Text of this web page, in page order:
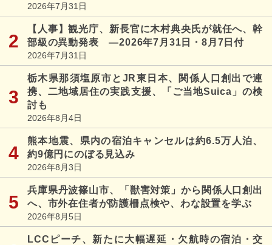
2026年7月31日
【人事】観光庁、新長官に木村典央氏が就任へ、幹
部級の異動発表 ―2026年7月31日・8月7日付
2026年7月31日
栃木県那須塩原市とJR東日本、関係人口創出で連
携、二地域居住の実践支援、「ご当地Suica」の検
討も
2026年8月4日
熊本地震、県内の宿泊キャンセルは約6.5万人泊、
約9億円にのぼる見込み
2026年8月3日
兵庫県丹波篠山市、「獣害対策」から関係人口創出
へ、市外在住者が防護柵点検や、わな設置を学ぶ
2026年8月5日
LCCピーチ、新たに大幅遅延・欠航時の宿泊・交